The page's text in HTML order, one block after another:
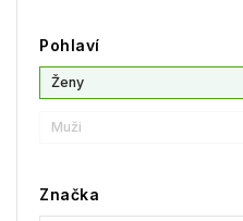
Pohlaví
Ženy
Muži
Značka